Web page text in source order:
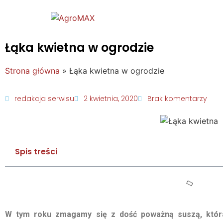
Łąka kwietna w ogrodzie
Strona główna » Łąka kwietna w ogrodzie
redakcja serwisu 2 kwietnia, 2020 Brak komentarzy
Spis treści
W tym roku zmagamy się z dość poważną suszą,